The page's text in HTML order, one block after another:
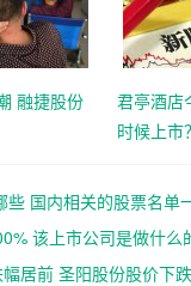
融捷股份
君亭酒店
时候上市？
些 国内相关的股票名单
该上市公司是做什么
居前 圣阳股份股价下